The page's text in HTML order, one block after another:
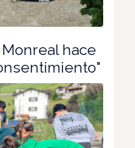
hace